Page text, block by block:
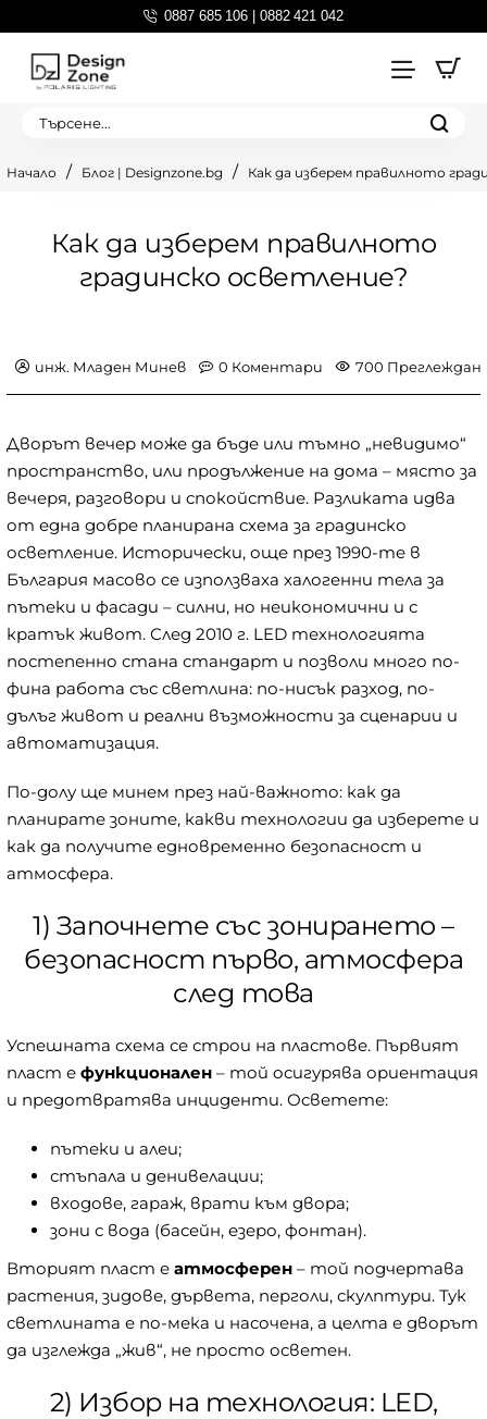
0887 685 106 | 0882 421 042
Търсене...
Как да изберем правилното
градинско осветление?
Блог | Designzone.bg Как да изберем правилното
инж. Младен Минев 0 Коментари 700
Дворът вечер може да бъде или тъмно „невидимо“
пространство, или продължение на дома – място за
вечеря, разговори и спокойствие. Разликата идва
от една добре планирана схема за градинско
осветление. Исторически, още през 1990-те в
България масово се използваха халогенни тела за
пътеки и фасади – силни, но неикономични и с
кратък живот. След 2010 г. LED технологията
постепенно стана стандарт и позволи много по-
фина работа със светлина: по-нисък разход, по-
дълъг живот и реални възможности за сценарии и
автоматизация.
По-долу ще минем през най-важното: как да
планирате зоните, какви технологии да изберете и
как да получите едновременно безопасност и
атмосфера.
1) Започнете със зонирането –
безопасност първо, атмосфера
след това
Успешната схема се строи на пластове. Първият
пласт е функционален – той осигурява ориентация
и предотвратява инциденти. Осветете:
пътеки и алеи;
стъпала и денивелации;
входове, гараж, врати към двора;
зони с вода (басейн, езеро, фонтан).
Вторият пласт е атмосферен – той подчертава
растения, зидове, дървета, перголи, скулптури. Тук
светлината е по-мека и насочена, а целта е дворът
да изглежда „жив“, не просто осветен.
2) Избор на технология: LED,